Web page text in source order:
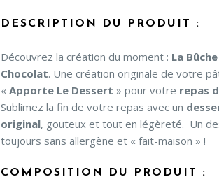
DESCRIPTION DU PRODUIT :
Découvrez la création du moment : La Bûche
Chocolat. Une création originale de votre
« Apporte Le Dessert » pour votre repas
Sublimez la fin de votre repas avec un
original, gouteux et tout en légèreté. Un
toujours sans allergène et « fait-maison » !
COMPOSITION DU PRODUIT :